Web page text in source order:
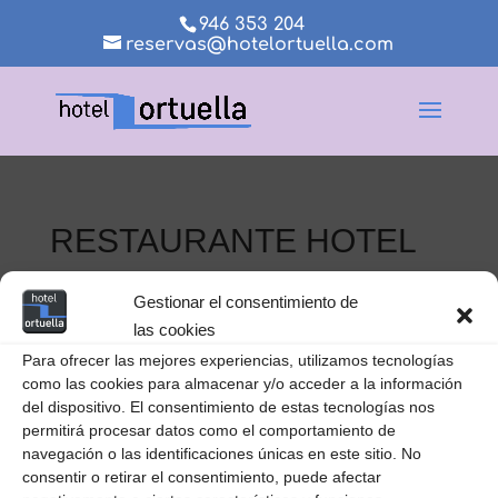
Gestionar el consentimiento de
las cookies
Para ofrecer las mejores experiencias, utilizamos tecnologías
como las cookies para almacenar y/o acceder a la información
del dispositivo. El consentimiento de estas tecnologías nos
permitirá procesar datos como el comportamiento de
navegación o las identificaciones únicas en este sitio. No
consentir o retirar el consentimiento, puede afectar
946 353 204
reservas@hotelortuella.com
RESTAURANTE HOTEL
ORTUELLA